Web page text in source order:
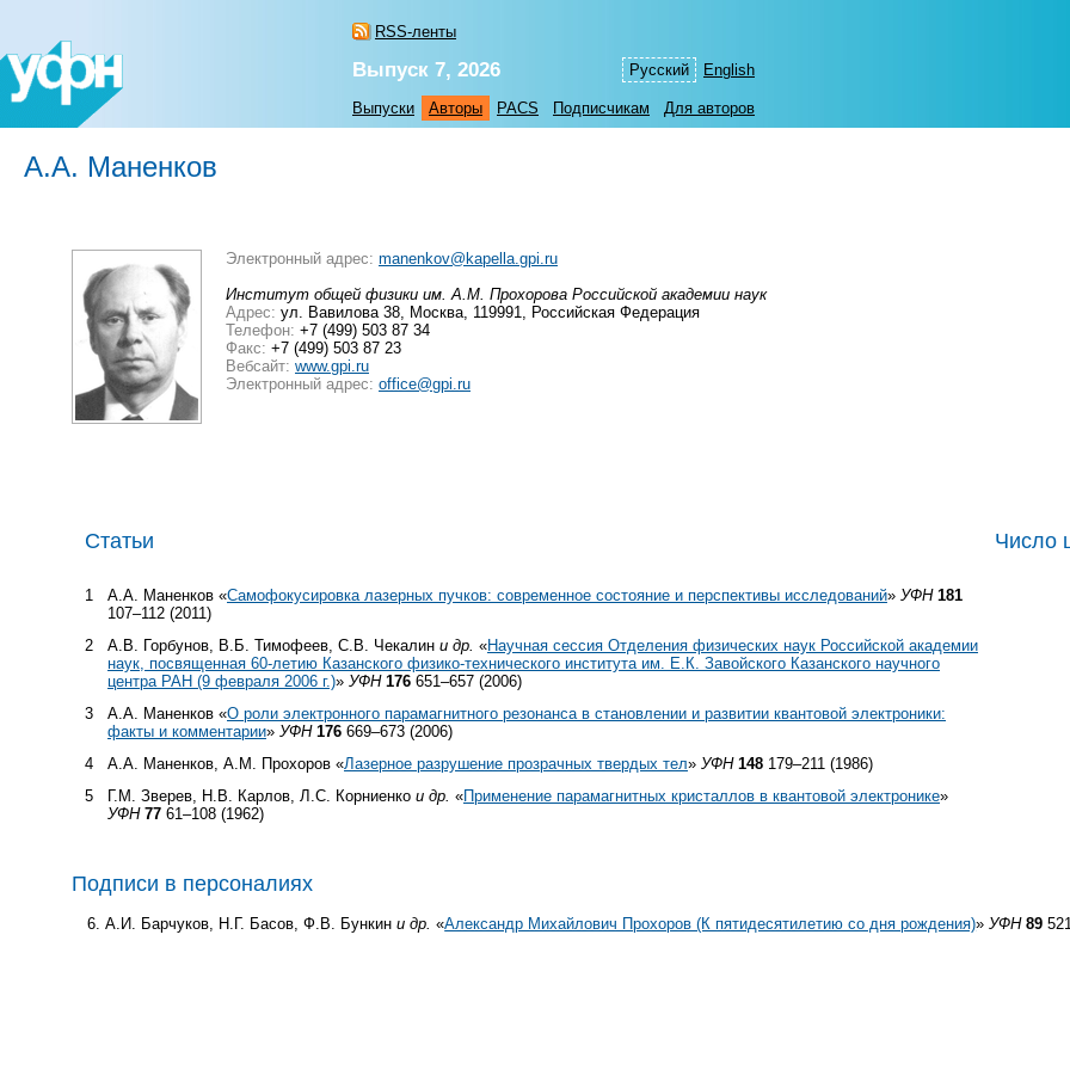
RSS-ленты
Русский English
Выпуск 7, 2026
Выпуски Авторы PACS Подписчикам Для авторов
А.А. Маненков
Электронный адрес: manenkov@kapella.gpi.ru
Институт общей физики им. А.М. Прохорова Российской академии наук
Адрес: ул. Вавилова 38, Москва, 119991, Российская Федерация
Телефон: +7 (499) 503 87 34
Факс: +7 (499) 503 87 23
Вебсайт: www.gpi.ru
Электронный адрес: office@gpi.ru
Статьи Число
1 А.А. Маненков «Самофокусировка лазерных пучков: современное состояние и перспективы исследований» УФН 181
107–112 (2011)
2 А.В. Горбунов, В.Б. Тимофеев, С.В. Чекалин и др. «Научная сессия Отделения физических наук Российской академии
наук, посвященная 60-летию Казанского физико-технического института им. Е.К. Завойского Казанского научного
центра РАН (9 февраля 2006 г.)» УФН 176 651–657 (2006)
3 А.А. Маненков «О роли электронного парамагнитного резонанса в становлении и развитии квантовой электроники:
факты и комментарии» УФН 176 669–673 (2006)
4 А.А. Маненков, А.М. Прохоров «Лазерное разрушение прозрачных твердых тел» УФН 148 179–211 (1986)
5
Г.М. Зверев, Н.В. Карлов, Л.С. Корниенко и др. «Применение парамагнитных кристаллов в квантовой электронике»
УФН 77 61–108 (1962)
Подписи в персоналиях
А.И. Барчуков, Н.Г. Басов, Ф.В. Бункини др. «Александр Михайлович Прохоров (К пятидесятилетию со дня рождения)»УФН 89